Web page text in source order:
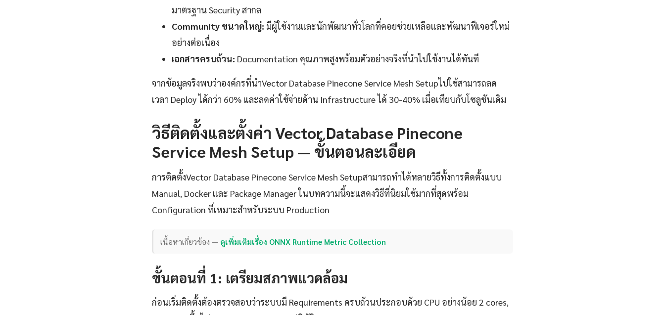
มาตรฐาน Security สากล
Community ขนาดใหญ่: มีผู้ใช้งานและนักพัฒนาทั่วโลกที่คอยช่วยเหลือและพัฒนาฟีเจอร์ใหม่
อย่างต่อเนื่อง
เอกสารครบถ้วน: Documentation คุณภาพสูงพร้อมตัวอย่างจริงที่นำไปใช้งานได้ทันที
จากข้อมูลจริงพบว่าองค์กรที่นำVector Database Pinecone Service Mesh Setupไปใช้สามารถลด
เวลา Deploy ได้กว่า 60% และลดค่าใช้จ่ายด้าน Infrastructure ได้ 30-40% เมื่อเทียบกับโซลูชันเดิม
วิธีติดตั้งและตั้งค่า Vector Database Pinecone
Service Mesh Setup — ขั้นตอนละเอียด
การติดตั้งVector Database Pinecone Service Mesh Setupสามารถทำได้หลายวิธีทั้งการติดตั้งแบบ
Manual, Docker และ Package Manager ในบทความนี้จะแสดงวิธีที่นิยมใช้มากที่สุดพร้อม
Configuration ที่เหมาะสำหรับระบบ Production
เนื้อหาเกี่ยวข้อง — ดูเพิ่มเติมเรื่อง ONNX Runtime Metric Collection
ขั้นตอนที่ 1: เตรียมสภาพแวดล้อม
ก่อนเริ่มติดตั้งต้องตรวจสอบว่าระบบมี Requirements ครบถ้วนประกอบด้วย CPU อย่างน้อย 2 cores,